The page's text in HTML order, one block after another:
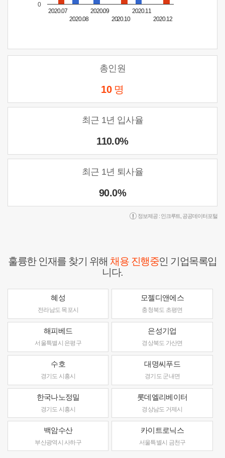
2020.07
2020.08
2020.09
2020.10
2020.11
2020.12
0
총인원
10 명
최근 1년 입사율
110.0%
최근 1년 퇴사율
90.0%
정보제공 : 인크루트 공공데이터포털
훌륭한 인재를 찾기 위해채용 진행중인 기업목록입
니다.
혜성
전라남도 목포시
모젤디앤에스
충청북도 초평면
해피베드
서울특별시 은평구
은성기업
경상북도 가산면
수호
경기도 시흥시
대명씨푸드
경기도 군내면
한국나노정밀
경기도 시흥시
롯데엘리베이터
경상남도 거제시
백암수산
부산광역시 사하구
카이트로닉스
서울특별시 금천구